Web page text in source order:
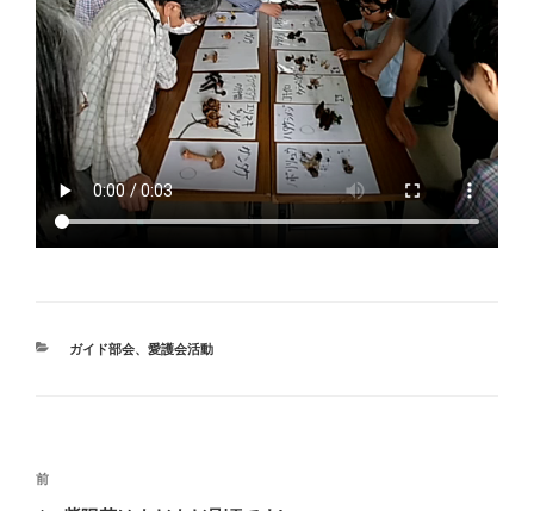
カ
ガイド部会、 愛護会活動
投
前
前